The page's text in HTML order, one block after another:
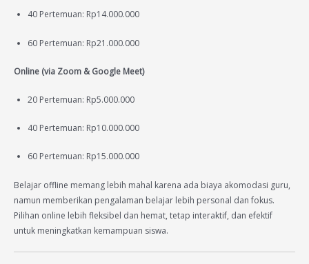
40 Pertemuan: Rp14.000.000
60 Pertemuan: Rp21.000.000
Online (via Zoom & Google Meet)
20 Pertemuan: Rp5.000.000
40 Pertemuan: Rp10.000.000
60 Pertemuan: Rp15.000.000
Belajar offline memang lebih mahal karena ada biaya akomodasi guru,
namun memberikan pengalaman belajar lebih personal dan fokus.
Pilihan online lebih fleksibel dan hemat, tetap interaktif, dan efektif
untuk meningkatkan kemampuan siswa.